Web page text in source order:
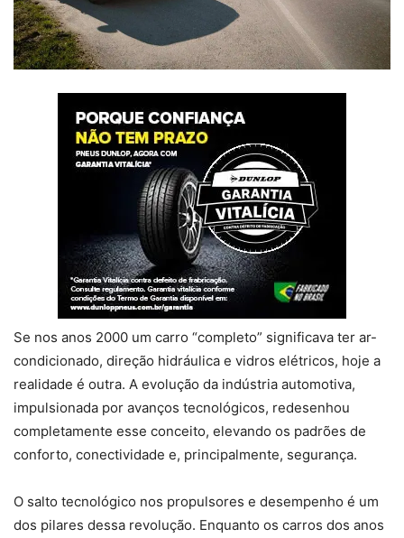
Se nos anos 2000 um carro “completo” significava ter ar-
condicionado, direção hidráulica e vidros elétricos, hoje a
realidade é outra. A evolução da indústria automotiva,
impulsionada por avanços tecnológicos, redesenhou
completamente esse conceito, elevando os padrões de
conforto, conectividade e, principalmente, segurança.
O salto tecnológico nos propulsores e desempenho é um
dos pilares dessa revolução. Enquanto os carros dos anos